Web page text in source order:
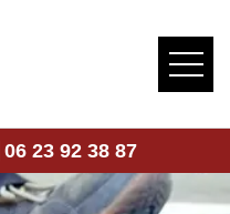
06 23 92 38 87